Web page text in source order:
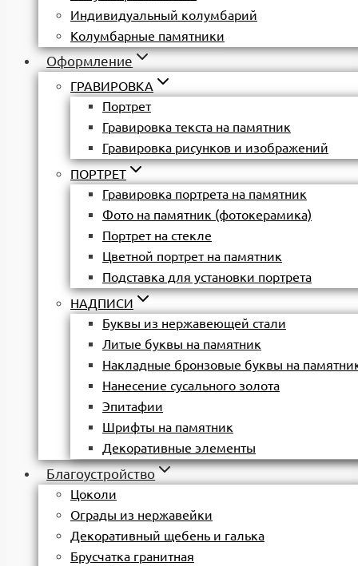
Индивидуальный колумбарий
Колумбарные памятники
Оформление
ГРАВИРОВКА
Портрет
Гравировка текста на памятник
Гравировка рисунков и изображений
ПОРТРЕТ
Гравировка портрета на памятник
Фото на памятник (фотокерамика)
Портрет на стекле
Цветной портрет на памятник
Подставка для установки портрета
НАДПИСИ
Буквы из нержавеющей стали
Литые буквы на памятник
Накладные бронзовые буквы на
Нанесение сусального золота
Эпитафии
Шрифты на памятник
Декоративные элементы
Благоустройство
Цоколи
Ограды из нержавейки
Декоративный щебень и галька
Брусчатка гранитная